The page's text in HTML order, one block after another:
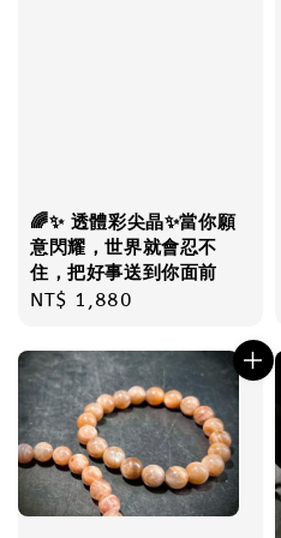
🌈✨ 透體彩尖晶✨當你願
意閃耀，世界就會忍不
住，把好事送到你面前
Regular
NT$ 1,880